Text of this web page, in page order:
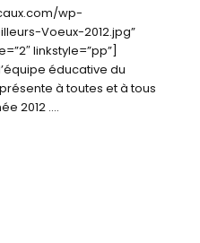
wp-
Voeux-2012.jpg”
linkstyle=”pp”]
éducative du
à toutes et à tous
2012 .…